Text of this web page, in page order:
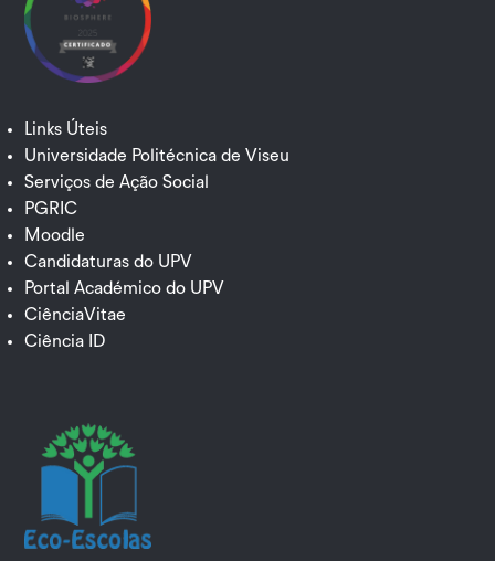
Links Úteis
Universidade Politécnica de Viseu
Serviços de Ação Social
PGRIC
Moodle
Candidaturas do UPV
Portal Académico do UPV
CiênciaVitae
Ciência ID